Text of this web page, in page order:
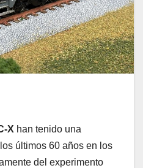
X han tenido una
últimos 60 años en los
del experimento